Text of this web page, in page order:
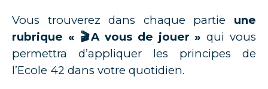
Vous trouverez dans chaque partie une
rubrique « 🎬A vous de jouer » qui vous
permettra d’appliquer les principes de
l’Ecole 42 dans votre quotidien.